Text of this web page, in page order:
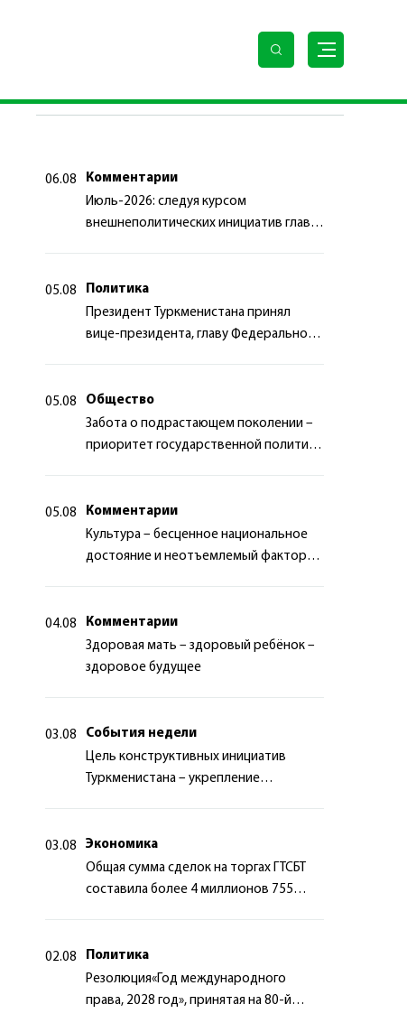
06.08
Комментарии
Июль-2026: следуя курсом
внешнеполитических инициатив главы
05.08
Политика
Президент Туркменистана принял
вице-президента, главу Федерального
05.08
Общество
Забота о подрастающем поколении –
приоритет государственной политики
05.08
Комментарии
Культура – бесценное национальное
достояние и неотъемлемый фактор
04.08
Комментарии
Здоровая мать – здоровый ребёнок –
здоровое будущее
03.08
События недели
Цель конструктивных инициатив
Туркменистана – укрепление
03.08
Экономика
Общая сумма сделок на торгах ГТСБТ
составила более 4 миллионов 755
02.08
Политика
Резолюция«Год международного
права, 2028 год», принятая на 80-й